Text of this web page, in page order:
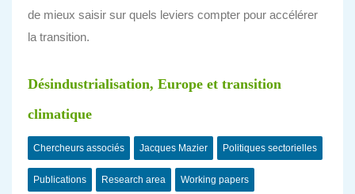
de mieux saisir sur quels leviers compter pour accélérer
la transition.
Désindustrialisation, Europe et transition
climatique
Chercheurs associés Jacques Mazier Politiques sectorielles
Publications Research area Working papers